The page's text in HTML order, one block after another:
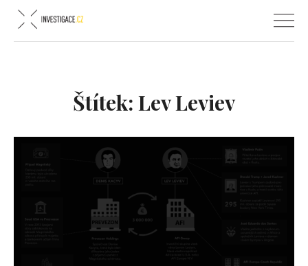
Štítek: Lev Leviev